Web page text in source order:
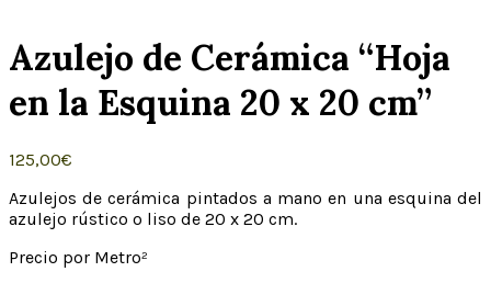
Azulejo de Cerámica “Hoja
en la Esquina 20 x 20 cm”
125,00€
Azulejos de cerámica pintados a mano en una esquina del
azulejo rústico o liso de 20 x 20 cm.
Precio por Metro²